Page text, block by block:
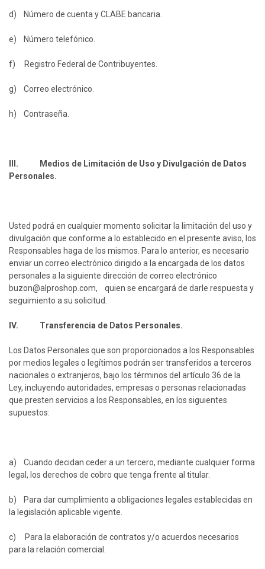
d) Número de cuenta y CLABE bancaria.
e) Número telefónico.
f) Registro Federal de Contribuyentes.
g) Correo electrónico.
h) Contraseña.
III. Medios de Limitación de Uso y Divulgación de Datos
Personales.
Usted podrá en cualquier momento solicitar la limitación del uso y
divulgación que conforme a lo establecido en el presente aviso, los
Responsables haga de los mismos. Para lo anterior, es necesario
enviar un correo electrónico dirigido a la encargada de los datos
personales a la siguiente dirección de correo electrónico
buzon@alproshop.com, quien se encargará de darle respuesta y
seguimiento a su solicitud.
IV. Transferencia de Datos Personales.
Los Datos Personales que son proporcionados a los Responsables
por medios legales o legítimos podrán ser transferidos a terceros
nacionales o extranjeros, bajo los términos del artículo 36 de la
Ley, incluyendo autoridades, empresas o personas relacionadas
que presten servicios a los Responsables, en los siguientes
supuestos:
a) Cuando decidan ceder a un tercero, mediante cualquier forma
legal, los derechos de cobro que tenga frente al titular.
b) Para dar cumplimiento a obligaciones legales establecidas en
la legislación aplicable vigente.
c) Para la elaboración de contratos y/o acuerdos necesarios
para la relación comercial.